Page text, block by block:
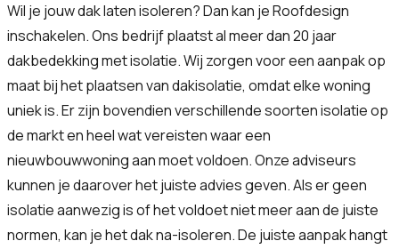
Wil je jouw dak laten isoleren? Dan kan je Roofdesign
inschakelen. Ons bedrijf plaatst al meer dan 20 jaar
dakbedekking met isolatie. Wij zorgen voor een aanpak op
maat bij het plaatsen van dakisolatie, omdat elke woning
uniek is. Er zijn bovendien verschillende soorten isolatie op
de markt en heel wat vereisten waar een
nieuwbouwwoning aan moet voldoen. Onze adviseurs
kunnen je daarover het juiste advies geven. Als er geen
isolatie aanwezig is of het voldoet niet meer aan de juiste
normen, kan je het dak na-isoleren. De juiste aanpak hangt